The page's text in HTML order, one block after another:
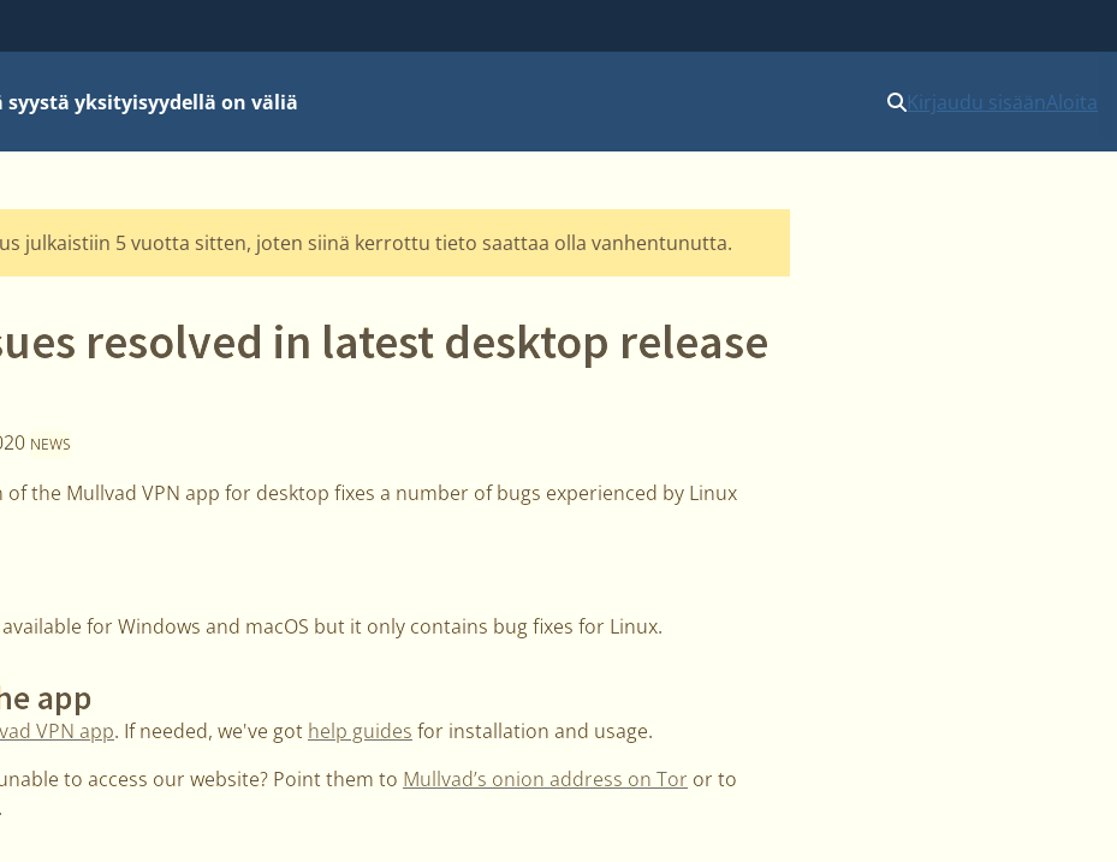
syystä yksityisyydellä on väliä Kirjaudu sisäänAloita
julkaistiin 5 vuotta sitten, joten siinä kerrottu tieto saattaa olla vanhentunutta.
resolved in latest desktop release
NEWS
of the Mullvad VPN app for desktop fixes a number of bugs experienced by Linux
for Windows and macOS but it only contains bug fixes for Linux.
app
VPN app. If needed, we've got help guides for installation and usage.
to access our website? Point them to Mullvad’s onion address on Tor or to
.